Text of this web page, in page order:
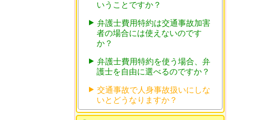
いうことですか？
弁護士費用特約は交通事故加害
者の場合には使えないのです
か？
弁護士費用特約を使う場合、弁
護士を自由に選べるのですか？
交通事故で人身事故扱いにしな
いとどうなりますか？